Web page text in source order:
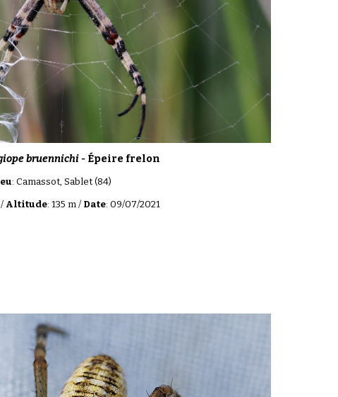
bruennichi - Épeire frelon
: Camassot, Sablet (84)
Altitude: 135 m / Date: 09/07/2021